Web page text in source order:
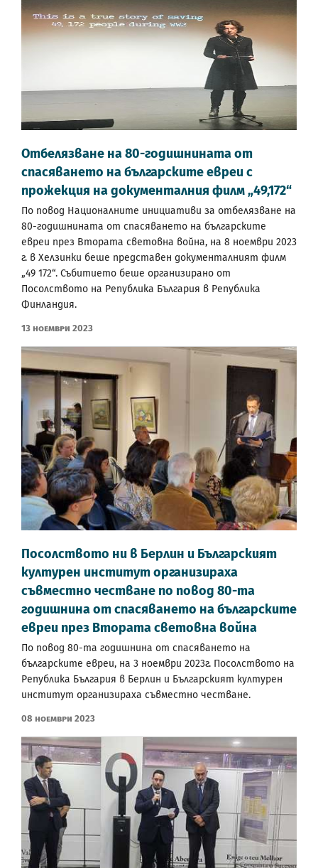
Отбелязване на 80-годишнината от
спасяването на българските евреи с
прожекция на документалния филм „49,172“
По повод Националните инициативи за отбелязване на
80-годишнината от спасяването на българските
евреи през Втората световна война, на 8 ноември 2023
г. в Хелзинки беше представен документалният филм
„49 172“. Събитието беше организирано от
Посолството на Република България в Република
Финландия.
13 Ноември 2023
Посолството ни в Берлин и Българският
културен институт организираха
съвместно честване по повод 80-та
годишнина от спасяването на българските
евреи през Втората световна война
По повод 80-та годишнина от спасяването на
българските евреи, на 3 ноември 2023г. Посолството на
Република България в Берлин и Българският културен
институт организираха съвместно честване.
08 Ноември 2023